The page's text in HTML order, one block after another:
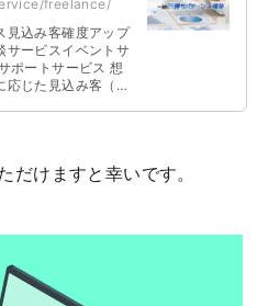
freelance/
見込み客確度アップ
サービスイベントサ
ポートサービス 想
応じた見込み客（リ
だけますと幸いです。